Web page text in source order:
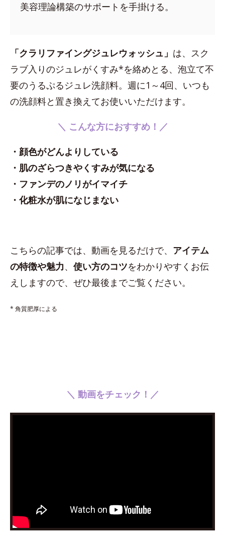
美容理論構築のサポートを手掛ける。
「クラリファイングジュレウォッシュ」 は、スク
ラブ入りのジュレがくすみ*を絡めとる、泡立て不
要のうるぷるジュレ洗顔料。週に1～4回、いつも
の洗顔料と置き換えてお使いいただけます。
＼ こんな方におすすめ！／
・顔色がどんよりしている
・肌のざらつきやくすみが気になる
・ファンデのノリがイマイチ
・化粧水が肌になじまない
こちらの記事では、動画を見るだけで、 アイテム
の特徴や魅力、 使い方のコツをわかりやすくお伝
えしますので、ぜひ最後までご覧ください。
* 角質肥厚による
＼ 動画をチェック！／